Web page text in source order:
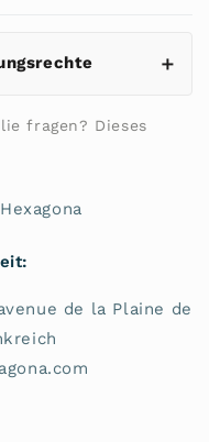
fragen? Dieses
de la Plaine de